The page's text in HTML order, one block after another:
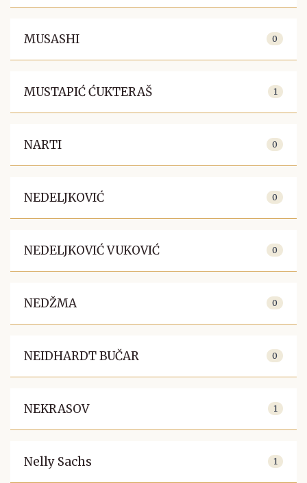
MUSASHI 0
MUSTAPIĆ ĆUKTERAŠ 1
NARTI 0
NEDELJKOVIĆ 0
NEDELJKOVIĆ VUKOVIĆ 0
NEDŽMA 0
NEIDHARDT BUČAR 0
NEKRASOV 1
Nelly Sachs 1